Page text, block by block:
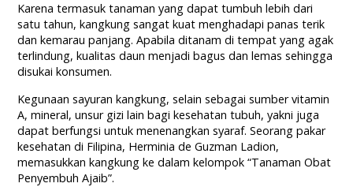
Karena termasuk tanaman yang dapat tumbuh lebih dari
satu tahun, kangkung sangat kuat menghadapi panas terik
dan kemarau panjang. Apabila ditanam di tempat yang agak
terlindung, kualitas daun menjadi bagus dan lemas sehingga
disukai konsumen.
Kegunaan sayuran kangkung, selain sebagai sumber vitamin
A, mineral, unsur gizi lain bagi kesehatan tubuh, yakni juga
dapat berfungsi untuk menenangkan syaraf. Seorang pakar
kesehatan di Filipina, Herminia de Guzman Ladion,
memasukkan kangkung ke dalam kelompok “Tanaman Obat
Penyembuh Ajaib”.